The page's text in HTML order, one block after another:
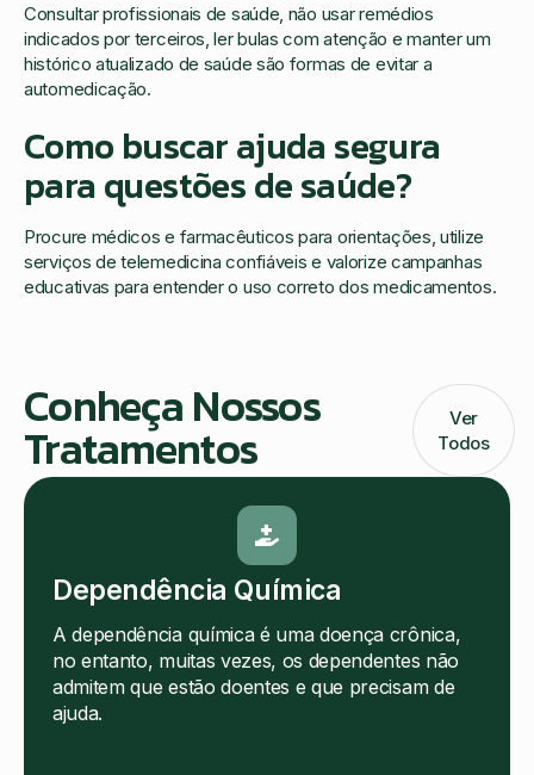
Consultar profissionais de saúde, não usar remédios
indicados por terceiros, ler bulas com atenção e manter um
histórico atualizado de saúde são formas de evitar a
automedicação.
Como buscar ajuda segura
para questões de saúde?
Procure médicos e farmacêuticos para orientações, utilize
serviços de telemedicina confiáveis e valorize campanhas
educativas para entender o uso correto dos medicamentos.
Conheça Nossos
Tratamentos
Ver
Todos
Dependência Química
A dependência química é uma doença crônica,
no entanto, muitas vezes, os dependentes não
admitem que estão doentes e que precisam de
ajuda.